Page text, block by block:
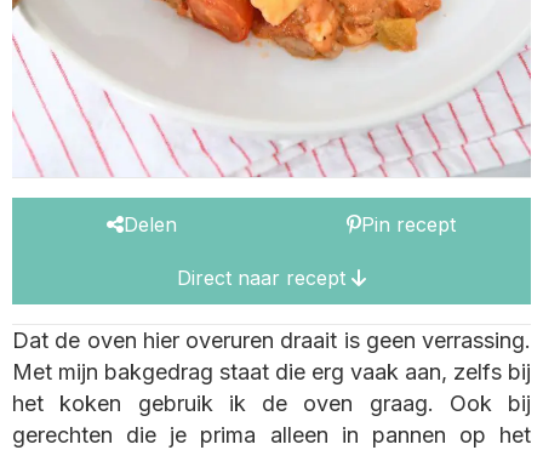
Delen Pin recept
Direct naar recept
Dat de oven hier overuren draait is geen verrassing.
Met mijn bakgedrag staat die erg vaak aan, zelfs bij
het koken gebruik ik de oven graag. Ook bij
gerechten die je prima alleen in pannen op het